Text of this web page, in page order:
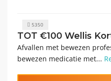
5350
TOT €100 Wellis
Afvallen met bewezen
bewezen medicatie met...